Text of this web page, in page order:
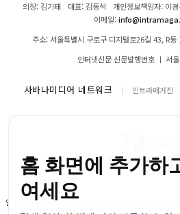
의장: 김기태 대표: 김동석 개인정보책임자: 이
이메일:
주소: 서울특별시 구로구 디지털로26길 43, R
인터넷신문 신문발행번호 ㅣ 서
사바나미디어 네트워크 인트라매거진
인트라매거진의 모든 콘텐츠(기사)는 저작권법의
홈 화면에 추가하
여세요